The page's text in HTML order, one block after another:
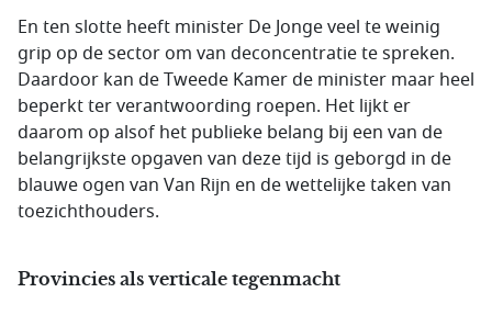
En ten slotte heeft minister De Jonge veel te weinig
grip op de sector om van deconcentratie te spreken.
Daardoor kan de Tweede Kamer de minister maar heel
beperkt ter verantwoording roepen. Het lijkt er
daarom op alsof het publieke belang bij een van de
belangrijkste opgaven van deze tijd is geborgd in de
blauwe ogen van Van Rijn en de wettelijke taken van
toezichthouders.
Provincies als verticale tegenmacht